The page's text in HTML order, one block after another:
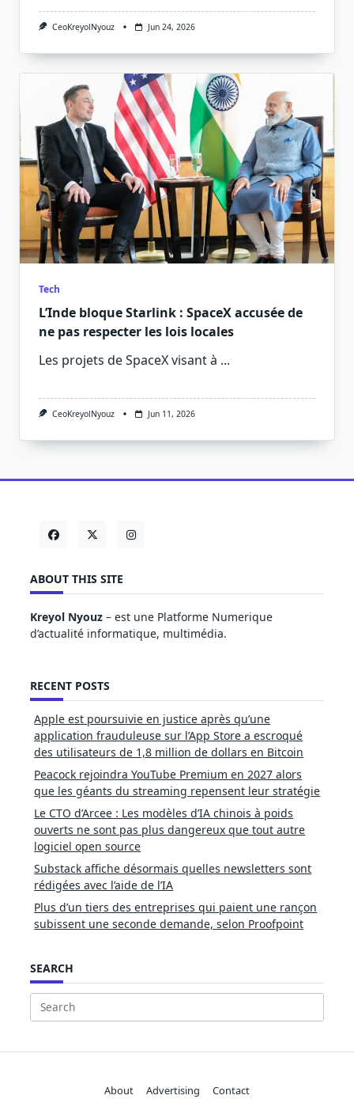
CeoKreyolNyouz Jun 24, 2026
Tech
L’Inde bloque Starlink : SpaceX accusée de
ne pas respecter les lois locales
Les projets de SpaceX visant à ...
CeoKreyolNyouz Jun 11, 2026
ABOUT THIS SITE
Kreyol Nyouz – est une Platforme Numerique
d’actualité informatique, multimédia.
RECENT POSTS
Apple est poursuivie en justice après qu’une
application frauduleuse sur l’App Store a escroqué
des utilisateurs de 1,8 million de dollars en Bitcoin
Peacock rejoindra YouTube Premium en 2027 alors
que les géants du streaming repensent leur stratégie
Le CTO d’Arcee : Les modèles d’IA chinois à poids
ouverts ne sont pas plus dangereux que tout autre
logiciel open source
Substack affiche désormais quelles newsletters sont
rédigées avec l’aide de l’IA
Plus d’un tiers des entreprises qui paient une rançon
subissent une seconde demande, selon Proofpoint
SEARCH
Search
About Advertising Contact